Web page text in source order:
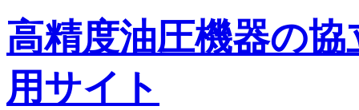
高精度油圧機器の
用サイト